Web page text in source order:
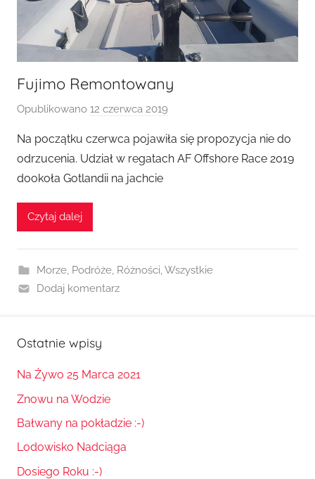
Fujimo Remontowany
Opublikowano 12 czerwca 2019
z
e
i
Na początku czerwca pojawiła się propozycja nie do
odrzucenia. Udział w regatach AF Offshore Race 2019
dookoła Gotlandii na jachcie
Czytaj dalej
Morze, Podróże, Różności,Wszystkie
Dodaj komentarz
Ostatnie wpisy
Na Żywo 25 Marca 2021
Znowu na Wodzie
Bałwany na pokładzie :-)
Lodowisko Nadciąga
Dosiego Roku :-)